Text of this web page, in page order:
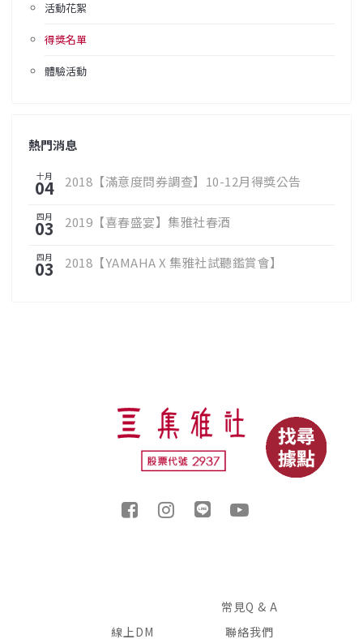
活動花絮
得獎名單
體驗活動
熱門消息
十月
04 2018【滿意度問券調查】10-12月得獎公告
四月
03 2019【喜春盛宴】集雅社春酒
四月
03 2018【YAMAHA X 集雅社試聽鑑賞會】
線上DM
常見Q & A
聯絡我們